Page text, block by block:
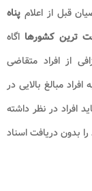
قبل از اعلام پناه
ترین کشورها اگاه
از افراد متقاضی
مبالغ بالایی در
افراد در نظر داشته
بدون دریافت اسناد